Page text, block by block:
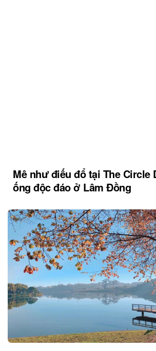
Mê như điếu đổ tại The Circle
ống độc đáo ở Lâm Đồng